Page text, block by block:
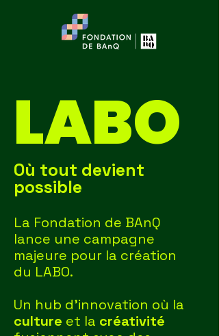
LABO
Où tout devient
possible
La Fondation de BAnQ
lance une campagne
majeure pour la création
du LABO.
Un hub d’innovation où la
culture et la créativité